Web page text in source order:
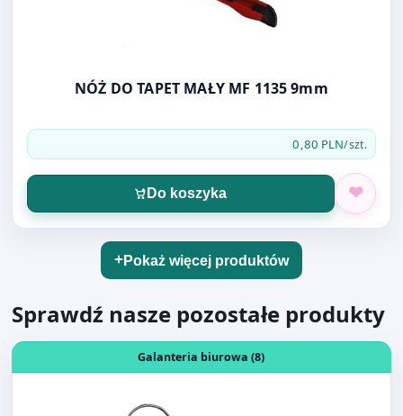
NÓŻ DO TAPET MAŁY MF 1135 9mm
0,80 PLN
Do koszyka
Pokaż więcej produktów
Sprawdź nasze pozostałe produkty